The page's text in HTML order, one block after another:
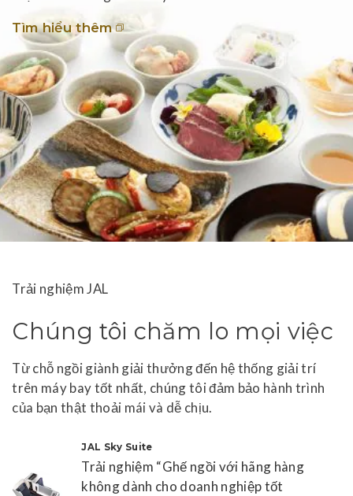
Tìm hiểu thêm
Trải nghiệm JAL
Chúng tôi chăm lo mọi việc
Từ chỗ ngồi giành giải thưởng đến hệ thống giải trí
trên máy bay tốt nhất, chúng tôi đảm bảo hành trình
của bạn thật thoải mái và dễ chịu.
JAL Sky Suite
Trải nghiệm “Ghế ngồi với hãng hàng
không dành cho doanh nghiệp tốt